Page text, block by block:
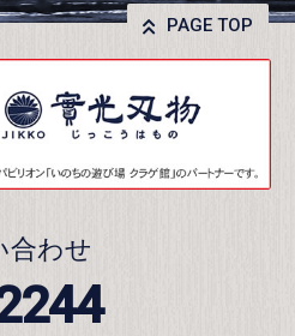
PAGE TOP
合わせ